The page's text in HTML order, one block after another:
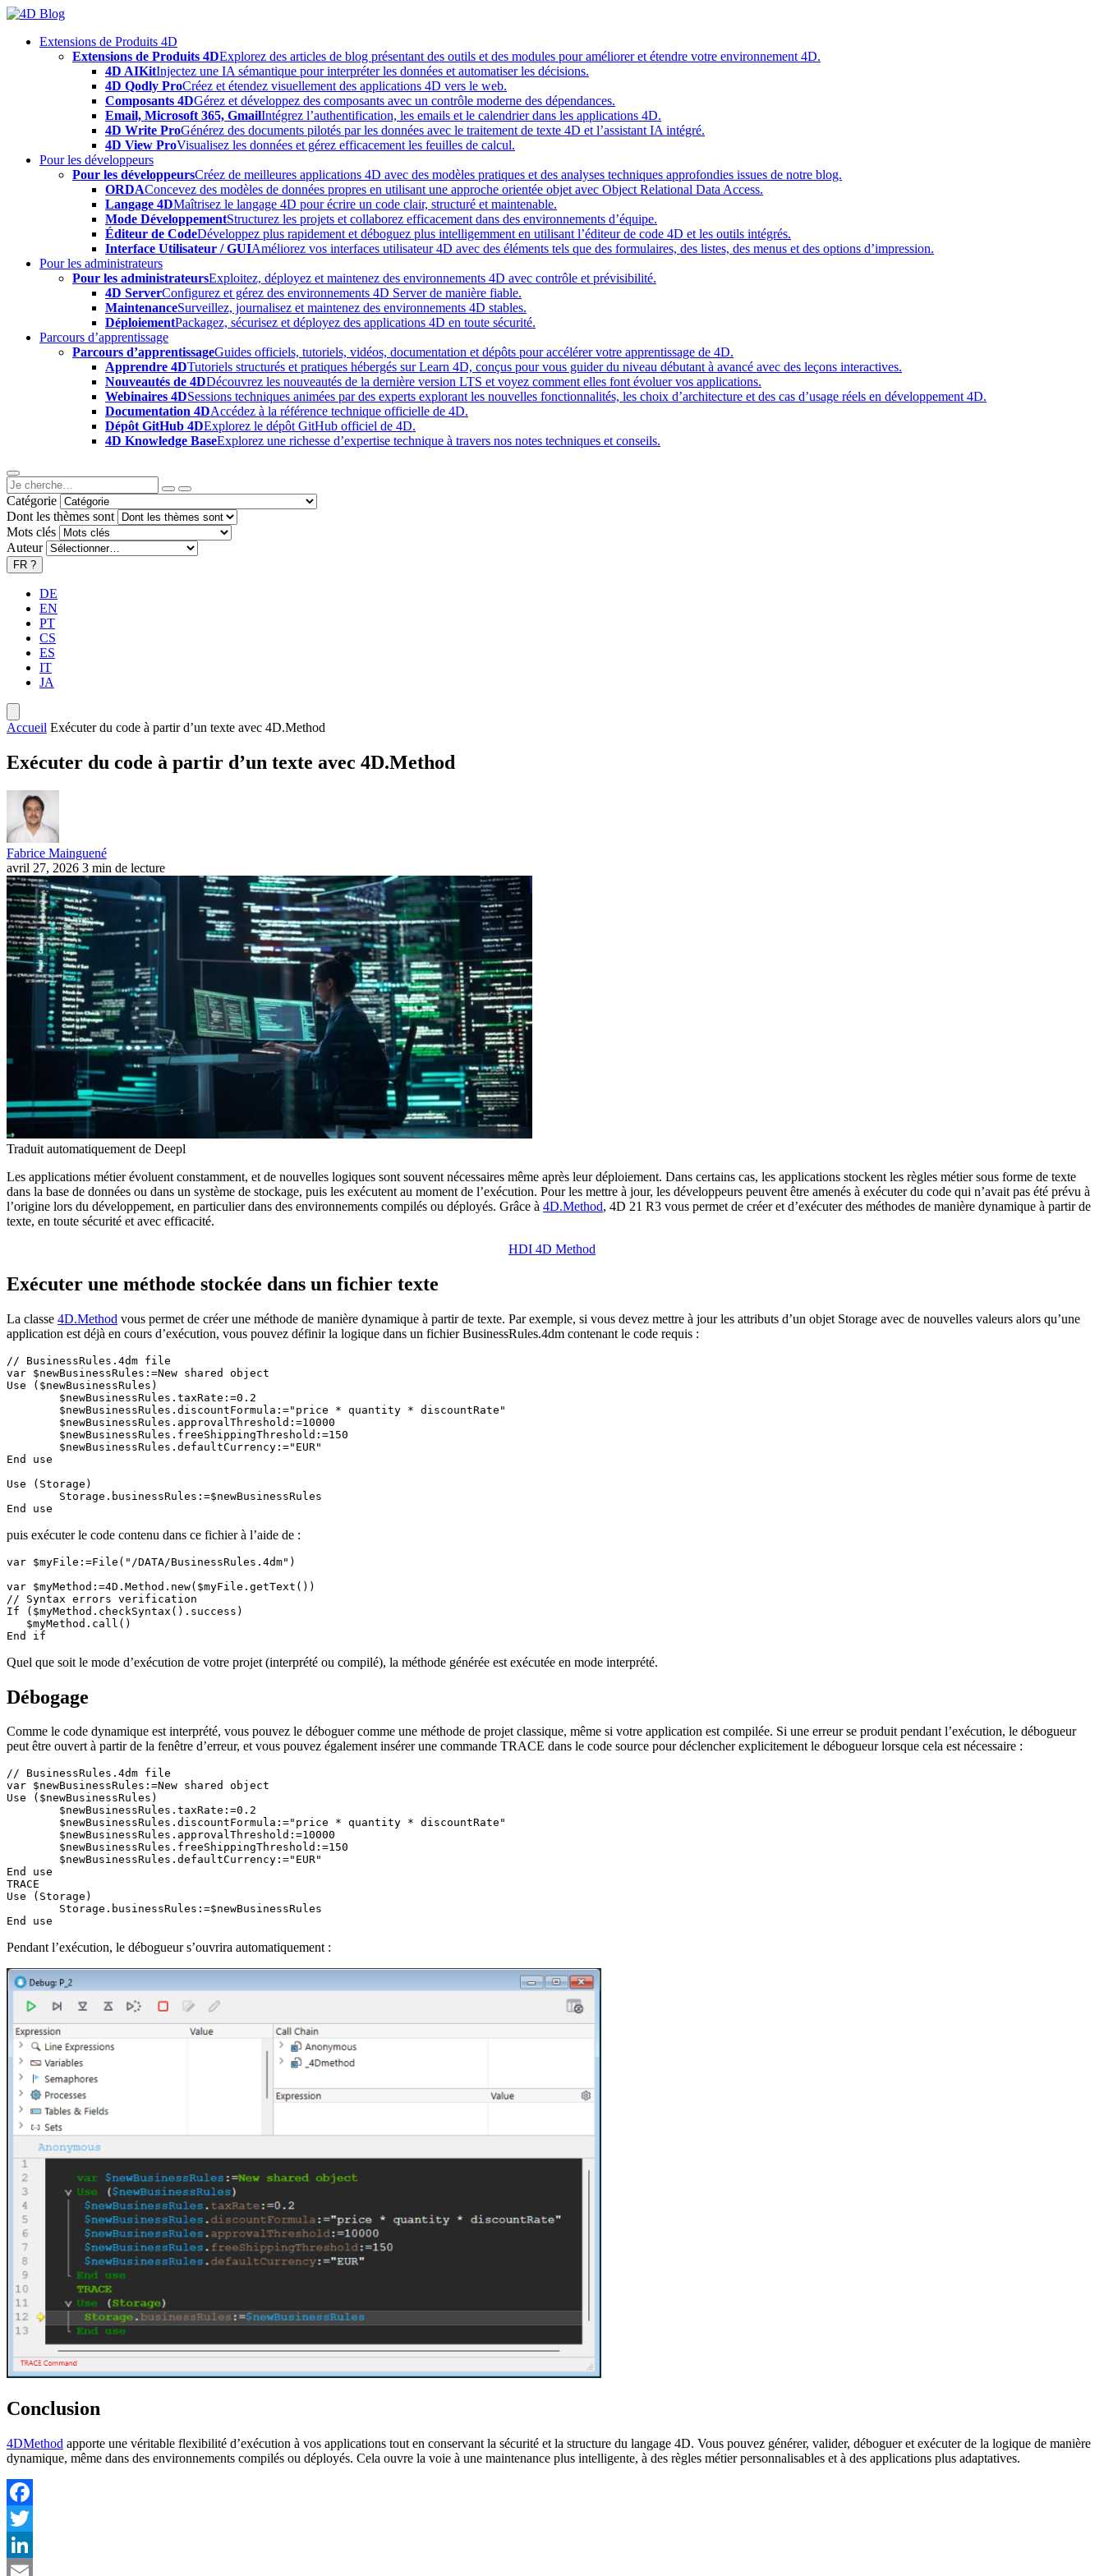
Skip
contentExtensions de Produits 4D
Extensions de Produits 4DExplorez des articles de blog présentant des outils et des modules pour améliorer et étendre votre environnement 4D.
4D AIKitInjectez une IA sémantique pour interpréter les données et automatiser les décisions.
4D Qodly ProCréez et étendez visuellement des applications 4D vers le web.
Composants 4DGérez et développez des composants avec un contrôle moderne des dépendances.
Email, Microsoft 365, GmailIntégrez l’authentification, les emails et le calendrier dans les applications 4D.
4D Write ProGénérez des documents pilotés par les données avec le traitement de texte 4D et l’assistant IA intégré.
4D View ProVisualisez les données et gérez efficacement les feuilles de calcul.
Pour les développeurs
Pour les développeursCréez de meilleures applications 4D avec des modèles pratiques et des analyses techniques approfondies issues de notre blog.
ORDAConcevez des modèles de données propres en utilisant une approche orientée objet avec Object Relational Data Access.
Langage 4DMaîtrisez le langage 4D pour écrire un code clair, structuré et maintenable.
Mode DéveloppementStructurez les projets et collaborez efficacement dans des environnements d’équipe.
Éditeur de CodeDéveloppez plus rapidement et déboguez plus intelligemment en utilisant l’éditeur de code 4D et les outils intégrés.
Interface Utilisateur / GUIAméliorez vos interfaces utilisateur 4D avec des éléments tels que des formulaires, des listes, des menus et des options d’impression.
Pour les administrateurs
Pour les administrateursExploitez, déployez et maintenez des environnements 4D avec contrôle et prévisibilité.
4D ServerConfigurez et gérez des environnements 4D Server de manière fiable.
MaintenanceSurveillez, journalisez et maintenez des environnements 4D stables.
DéploiementPackagez, sécurisez et déployez des applications 4D en toute sécurité.
Parcours d’apprentissage
Parcours d’apprentissageGuides officiels, tutoriels, vidéos, documentation et dépôts pour accélérer votre apprentissage de 4D.
Apprendre 4DTutoriels structurés et pratiques hébergés sur Learn 4D, conçus pour vous guider du niveau débutant à avancé avec des leçons interactives.
Nouveautés de 4DDécouvrez les nouveautés de la dernière version LTS et voyez comment elles font évoluer vos applications.
Webinaires 4DSessions techniques animées par des experts explorant les nouvelles fonctionnalités, les choix d’architecture et des cas d’usage réels en développement 4D.
Documentation 4DAccédez à la référence technique officielle de 4D.
Dépôt GitHub 4DExplorez le dépôt GitHub officiel de 4D.
4D Knowledge BaseExplorez une richesse d’expertise technique à travers nos notes techniques et conseils.
Catégorie
Dont les thèmes sont
Mots clés
Auteur
FR ?
DE
EN
PT
CS
ES
IT
JA
Accueil Exécuter du code à partir d’un texte avec 4D.Method
Exécuter du code à partir d’un texte avec 4D.Method
Fabrice Mainguené
avril 27, 2026 3 min de lecture
Traduit automatiquement de Deepl
Les applications métier évoluent constamment, et de nouvelles logiques sont souvent nécessaires même après leur déploiement. Dans certains cas, les applications stockent les règles métier sous forme de texte
dans la base de données ou dans un système de stockage, puis les exécutent au moment de l’exécution. Pour les mettre à jour, les développeurs peuvent être amenés à exécuter du code qui n’avait pas été prévu à
l’origine lors du développement, en particulier dans des environnements compilés ou déployés. Grâce à 4D.Method, 4D 21 R3 vous permet de créer et d’exécuter des méthodes de manière dynamique à partir de
texte, en toute sécurité et avec efficacité.
HDI 4D Method
Exécuter une méthode stockée dans un fichier texte
La classe 4D.Method vous permet de créer une méthode de manière dynamique à partir de texte. Par exemple, si vous devez mettre à jour les attributs d’un objet Storage avec de nouvelles valeurs alors qu’une
application est déjà en cours d’exécution, vous pouvez définir la logique dans un fichier BusinessRules.4dm contenant le code requis :
// BusinessRules.4dm file
var $newBusinessRules:=New shared object
Use ($newBusinessRules)
End use
Use (Storage)
End use
puis exécuter le code contenu dans ce fichier à l’aide de :
var $myFile:=File("/DATA/BusinessRules.4dm")
var $myMethod:=4D.Method.new($myFile.getText())
// Syntax errors verification
If ($myMethod.checkSyntax().success)
   $myMethod.call()
Quel que soit le mode d’exécution de votre projet (interprété ou compilé), la méthode générée est exécutée en mode interprété.
Débogage
Comme le code dynamique est interprété, vous pouvez le déboguer comme une méthode de projet classique, même si votre application est compilée. Si une erreur se produit pendant l’exécution, le débogueur
peut être ouvert à partir de la fenêtre d’erreur, et vous pouvez également insérer une commande TRACE dans le code source pour déclencher explicitement le débogueur lorsque cela est nécessaire :
// BusinessRules.4dm file
var $newBusinessRules:=New shared object
Use ($newBusinessRules)
End use
TRACE
Use (Storage)
End use
Pendant l’exécution, le débogueur s’ouvrira automatiquement :
Conclusion
4DMethod apporte une véritable flexibilité d’exécution à vos applications tout en conservant la sécurité et la structure du langage 4D. Vous pouvez générer, valider, déboguer et exécuter de la logique de manière
dynamique, même dans des environnements compilés ou déployés. Cela ouvre la voie à une maintenance plus intelligente, à des règles métier personnalisables et à des applications plus adaptatives.
Facebook
Twitter
LinkedIn